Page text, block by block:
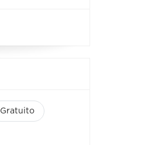
Gratuito